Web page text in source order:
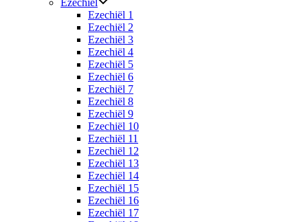
Ezechiël
Ezechiël 1
Ezechiël 2
Ezechiël 3
Ezechiël 4
Ezechiël 5
Ezechiël 6
Ezechiël 7
Ezechiël 8
Ezechiël 9
Ezechiël 10
Ezechiël 11
Ezechiël 12
Ezechiël 13
Ezechiël 14
Ezechiël 15
Ezechiël 16
Ezechiël 17